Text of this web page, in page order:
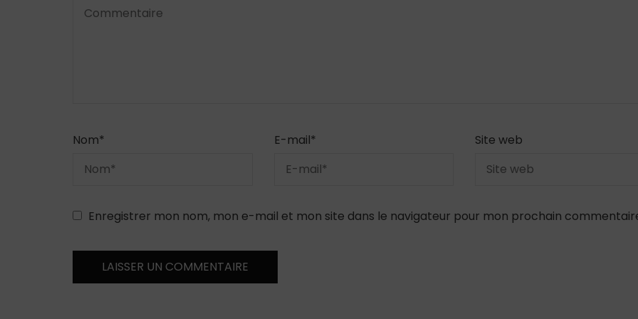
Nom* E-mail* Site web
Enregistrer mon nom, mon e-mail et mon site dans le navigateur pour mon prochain